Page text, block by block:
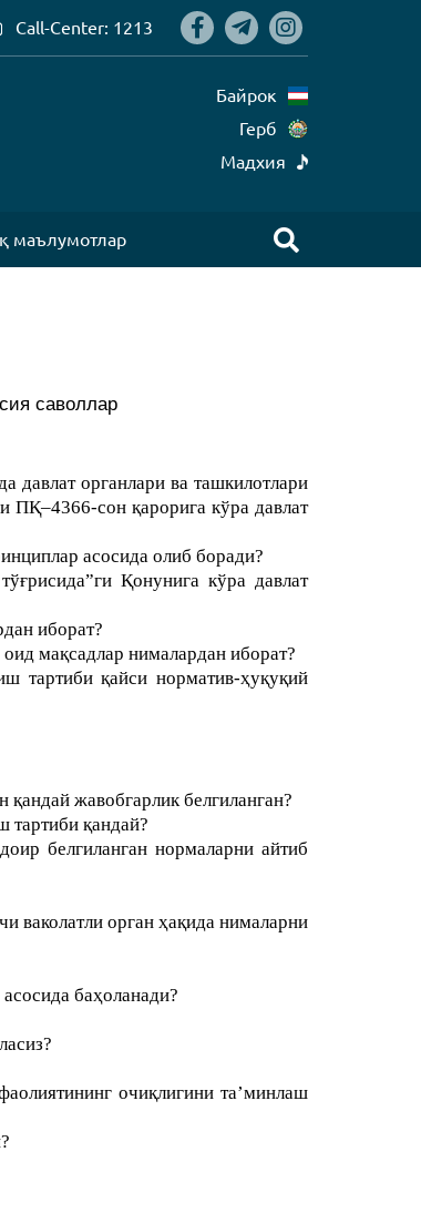
Call-Center: 1213
Байрок
Герб
Mадхия
маълумотлар
саволлар
давлат органлари ва ташкилотлари
ПҚ–4366-сон қарорига кўра давлат
асосида олиб боради?
Қонунига кўра давлат
иборат?
мақсадлар нималардан иборат?
тартиби қайси норматив-ҳуқуқий
жавобгарлик белгиланган?
тартиби қандай?
белгиланган нормаларни айтиб
ваколатли орган ҳақида нималарни
баҳоланади?
очиқлигини таʼминлаш